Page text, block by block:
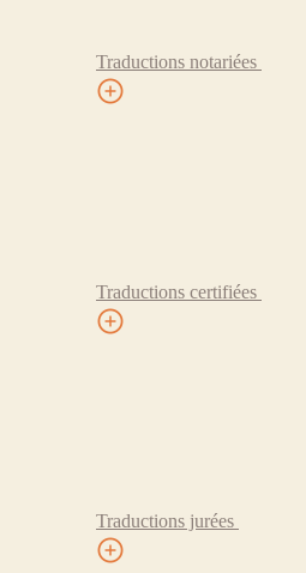
Traductions notariées
Traductions certifiées
Traductions jurées